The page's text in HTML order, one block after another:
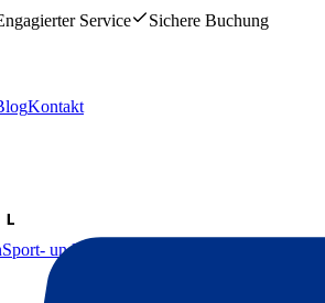
Service
Sichere Buchung
Kontakt
Sport- und Musikevents